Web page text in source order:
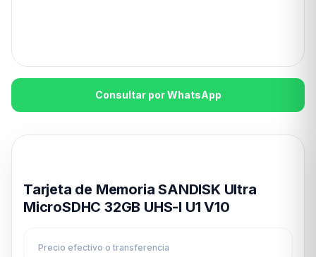
Consultar por WhatsApp
Tarjeta de Memoria SANDISK Ultra
MicroSDHC 32GB UHS-I U1 V10
Precio efectivo o transferencia